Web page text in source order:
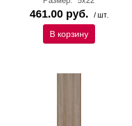
461.00 руб. / шт.
В корзину